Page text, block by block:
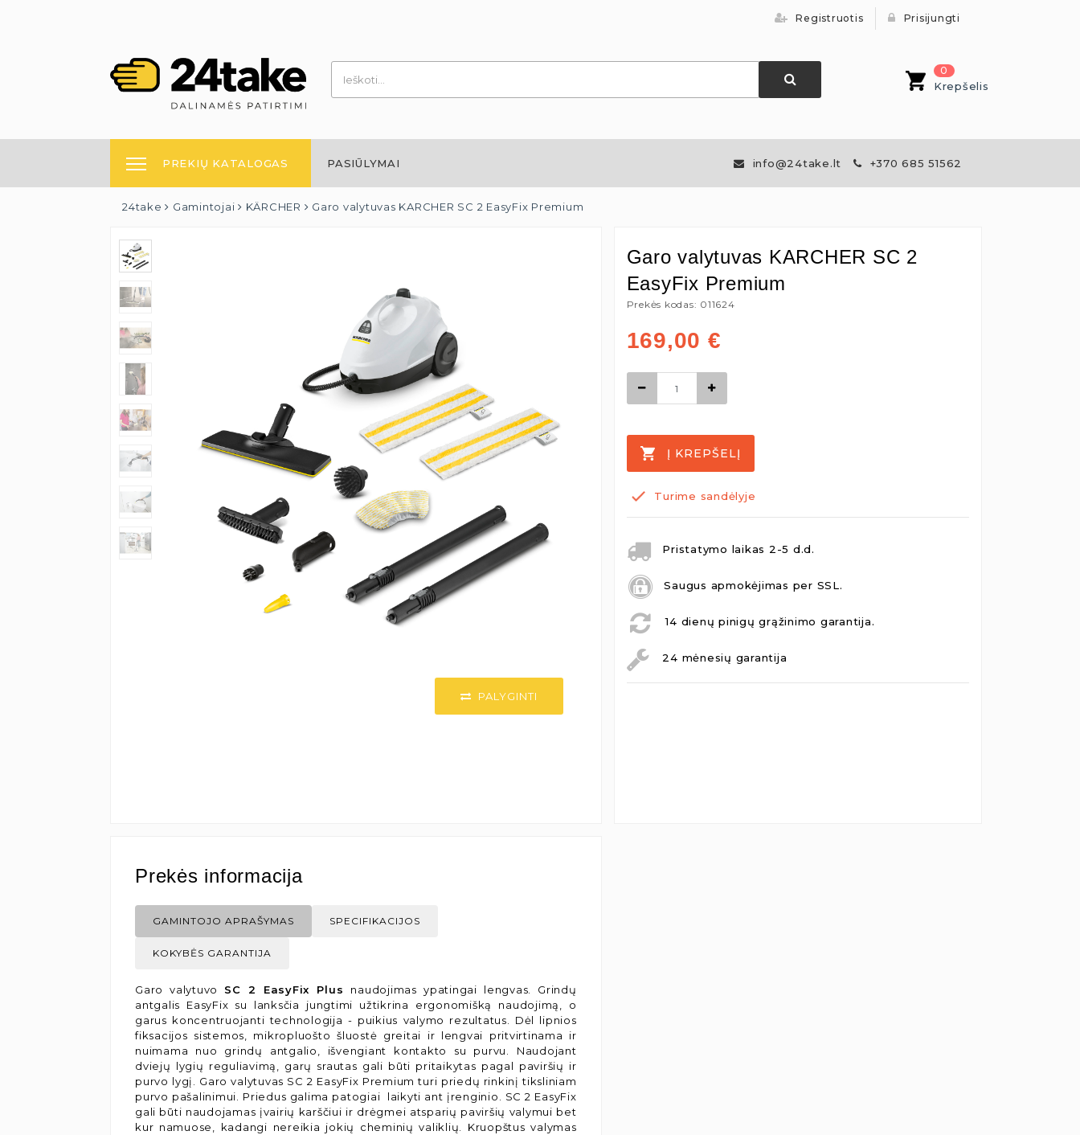
Registruotis Prisijungti
0
Krepšelis
PREKIŲ KATALOGAS PASIŪLYMAI info@24take.lt +370 685 51562
24take Gamintojai KÄRCHER Garo valytuvas KARCHER SC 2 EasyFix Premium
PALYGINTI
Garo valytuvas KARCHER SC 2
EasyFix Premium
Prekės kodas: 011624
169,00 €
Į KREPŠELĮ
Turime sandėlyje
Pristatymo laikas 2-5 d.d.
Saugus apmokėjimas per SSL.
14 dienų pinigų grąžinimo garantija.
24 mėnesių garantija
Prekės informacija
GAMINTOJO APRAŠYMAS SPECIFIKACIJOS
KOKYBĖS GARANTIJA
Garo valytuvo SC 2 EasyFix Plus naudojimas ypatingai lengvas. Grindų
antgalis EasyFix su lanksčia jungtimi užtikrina ergonomišką naudojimą, o
garus koncentruojanti technologija - puikius valymo rezultatus. Dėl lipnios
fiksacijos sistemos, mikropluošto šluostė greitai ir lengvai pritvirtinama ir
nuimama nuo grindų antgalio, išvengiant kontakto su purvu. Naudojant
dviejų lygių reguliavimą, garų srautas gali būti pritaikytas pagal paviršių ir
purvo lygį. Garo valytuvas SC 2 EasyFix Premium turi priedų rinkinį tiksliniam
purvo pašalinimui. Priedus galima patogiai laikyti ant įrenginio. SC 2 EasyFix
gali būti naudojamas įvairių karščiui ir drėgmei atsparių paviršių valymui bet
kur namuose, kadangi nereikia jokių cheminių valiklių. Kruopštus valymas